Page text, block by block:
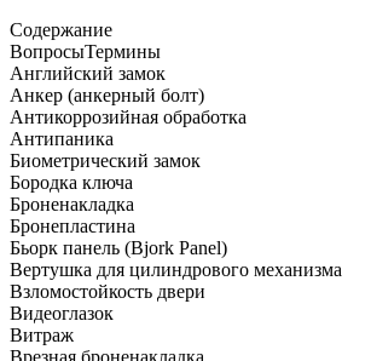
Содержание
ВопросыТермины
Английский замок
Анкер (анкерный болт)
Антикоррозийная обработка
Антипаника
Биометрический замок
Бородка ключа
Броненакладка
Бронепластина
Бьорк панель (Bjork Panel)
Вертушка для цилиндрового механизма
Взломостойкость двери
Видеоглазок
Витраж
Врезная броненакладка